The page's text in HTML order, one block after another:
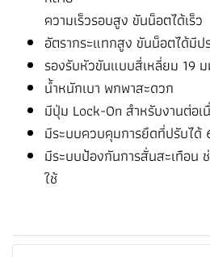
ความเร็วรอบสูง ขันน็อตได้เร็ว
อัตรากระแทกสูง ขันน็อตได้มีป
รองรับหัวขันแบบสี่เหลี่ยม 19
น้ำหนักเบา พกพาสะดวก
มีปุ่ม Lock-On สำหรับงานต่อเ
มีระบบควบคุมการยึดที่ปรับได้
มีระบบป้องกันการสั่นสะเทือน
ใช้